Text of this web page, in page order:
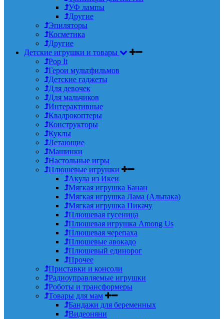
УФ лампы
Другие
Эпиляторы
Косметика
Другие
Детские игрушки и товары
Pop It
Герои мультфильмов
Детские гаджеты
Для девочек
Для мальчиков
Интерактивные
Квадрокоптеры
Конструкторы
Куклы
Летающие
Машинки
Настольные игры
Плюшевые игрушки
Акула из Икеи
Мягкая игрушка Банан
Мягкая игрушка Лама (Альпака)
Мягкая игрушка Пикачу
Плюшевая гусеница
Плюшевая игрушка Among Us
Плюшевая черепаха
Плюшевые авокадо
Плюшевый единорог
Прочее
Приставки и консоли
Радиоуправляемые игрушки
Роботы и трансформеры
Товары для мам
Бандажи для беременных
Видеоняни